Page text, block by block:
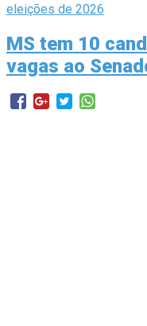
MS tem 10
vagas ao